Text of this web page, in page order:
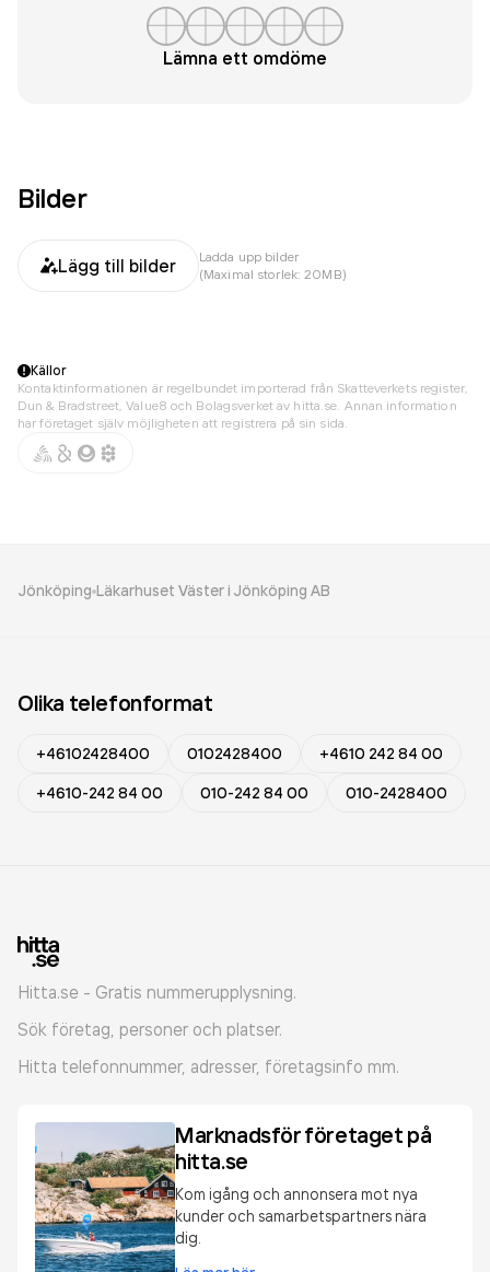
Lämna ett omdöme
Bilder
Lägg till bilder
Ladda upp bilder
(Maximal storlek: 20MB)
Källor
Kontaktinformationen är regelbundet importerad från Skatteverkets register,
Dun & Bradstreet, Value8 och Bolagsverket av hitta.se. Annan information
har företaget själv möjligheten att registrera på sin sida.
Jönköping Läkarhuset Väster i Jönköping AB
Olika telefonformat
+46102428400 0102428400
+4610 242 84 00
+4610-242 84 00
010-242 84 00 010-2428400
Hitta.se - Gratis nummerupplysning.
Sök företag, personer och platser.
Hitta telefonnummer, adresser, företagsinfo mm.
Marknadsför företaget på
hitta.se
Kom igång och annonsera mot nya
kunder och samarbetspartners nära
dig.